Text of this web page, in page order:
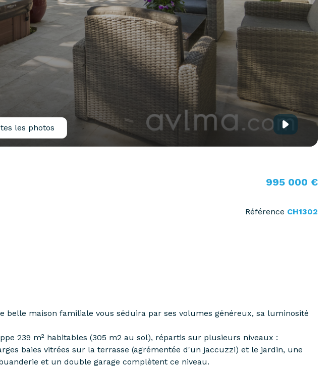
les photos
995 000 €
Référence CH1302
maison familiale vous séduira par ses volumes généreux, sa luminosité
239 m² habitables (305 m2 au sol), répartis sur plusieurs niveaux :
baies vitrées sur la terrasse (agrémentée d'un jaccuzzi) et le jardin, une
et un double garage complètent ce niveau.